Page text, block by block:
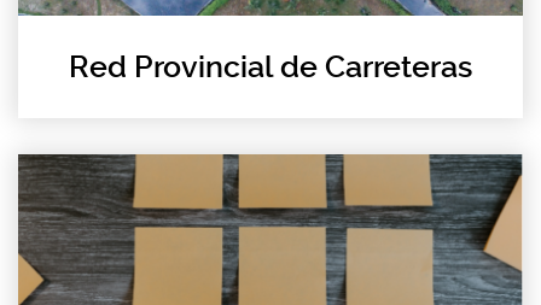
Red Provincial de Carreteras